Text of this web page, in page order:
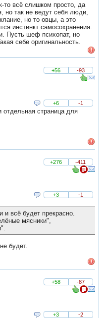
то всё слишком просто, да
но так не ведут себя люди,
но то овцы, а это
инстинкт самосохранения.
Пусть шеф психопат, но
себе оригинальность.
+56
-93
+6 -1
отдельная страница для
+276
-411
+3 -1
всё будет прекрасно.
мясники",
будет.
+58
-87
+3 -2